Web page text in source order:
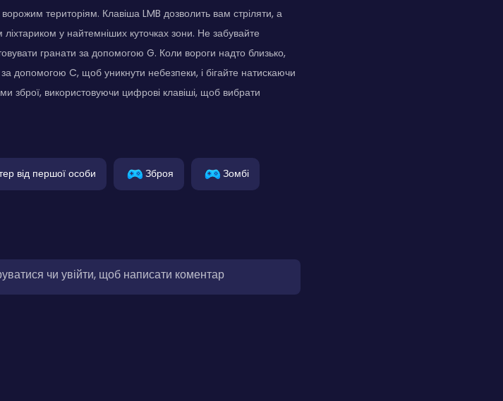
територіям. Клавіша LMB дозволить вам стріляти, а
у найтемніших куточках зони. Не забувайте
гранати за допомогою G. Коли вороги надто близько,
допомогою C, щоб уникнути небезпеки, і бігайте натискаючи
використовуючи цифрові клавіші, щоб вибрати
від першої особи Зброя Зомбі
чи увійти, щоб написати коментар